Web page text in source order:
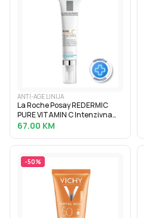
ANTI-AGE LINIJA
La Roche Posay REDERMIC
PURE VITAMIN C Intenzivna
krema protiv bora za osjetljivu
67.00 KM
-50%